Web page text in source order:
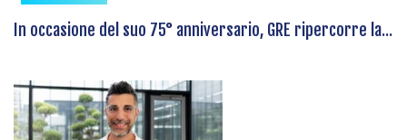
In occasione del suo 75° anniversario, GRE ripercorre la...